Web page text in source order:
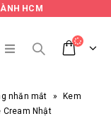
HCM
nhăn mắt »
Kem
Cream Nhật